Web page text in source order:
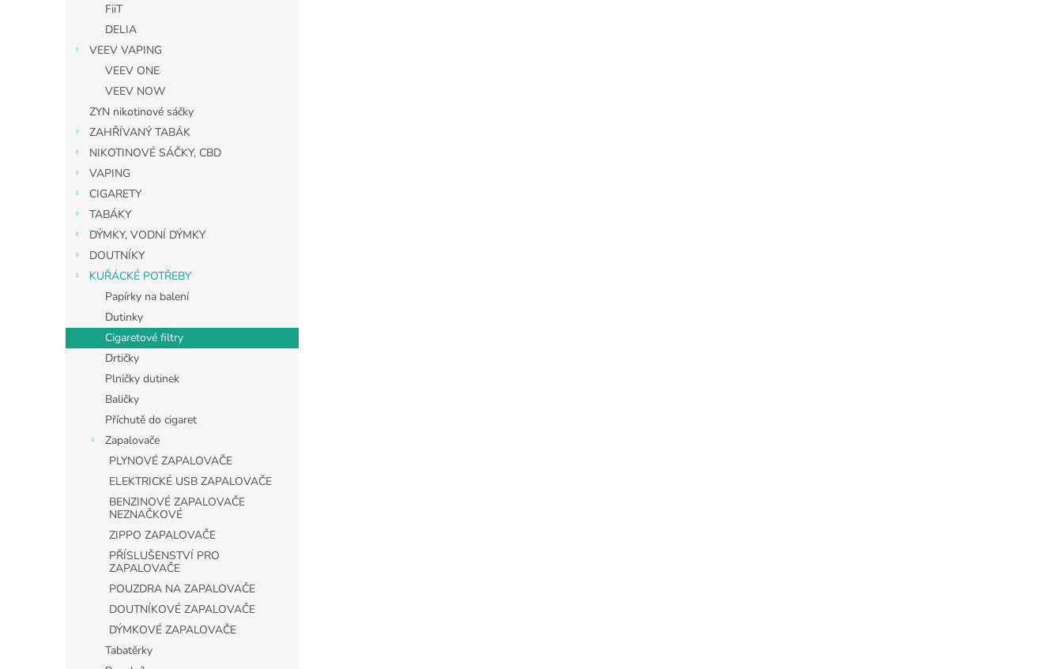
FiiT
DELIA
VEEV VAPING
VEEV ONE
VEEV NOW
ZYN nikotinové sáčky
ZAHŘÍVANÝ TABÁK
NIKOTINOVÉ SÁČKY, CBD
VAPING
CIGARETY
TABÁKY
DÝMKY, VODNÍ DÝMKY
DOUTNÍKY
KUŘÁCKÉ POTŘEBY
Papírky na balení
Dutinky
Cigaretové filtry
Drtičky
Plničky dutinek
Baličky
Příchutě do cigaret
Zapalovače
PLYNOVÉ ZAPALOVAČE
ELEKTRICKÉ USB ZAPALOVAČE
BENZINOVÉ ZAPALOVAČE
NEZNAČKOVÉ
ZIPPO ZAPALOVAČE
PŘÍSLUŠENSTVÍ PRO
ZAPALOVAČE
POUZDRA NA ZAPALOVAČE
DOUTNÍKOVÉ ZAPALOVAČE
DÝMKOVÉ ZAPALOVAČE
Tabatěrky